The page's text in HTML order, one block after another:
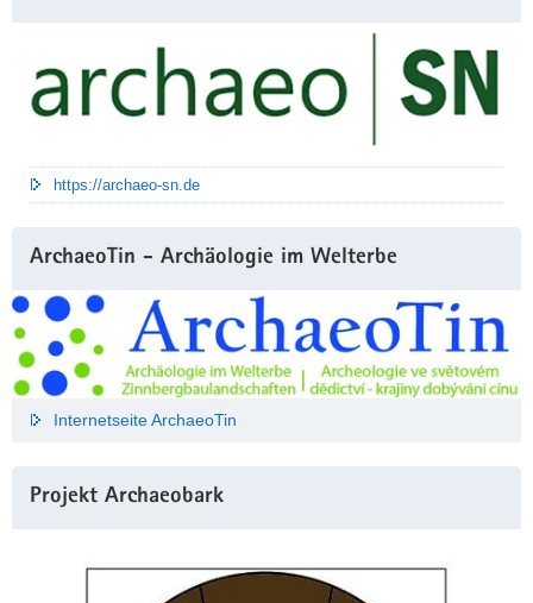
https://archaeo-sn.de
ArchaeoTin - Archäologie im Welterbe
Internetseite ArchaeoTin
Projekt Archaeobark